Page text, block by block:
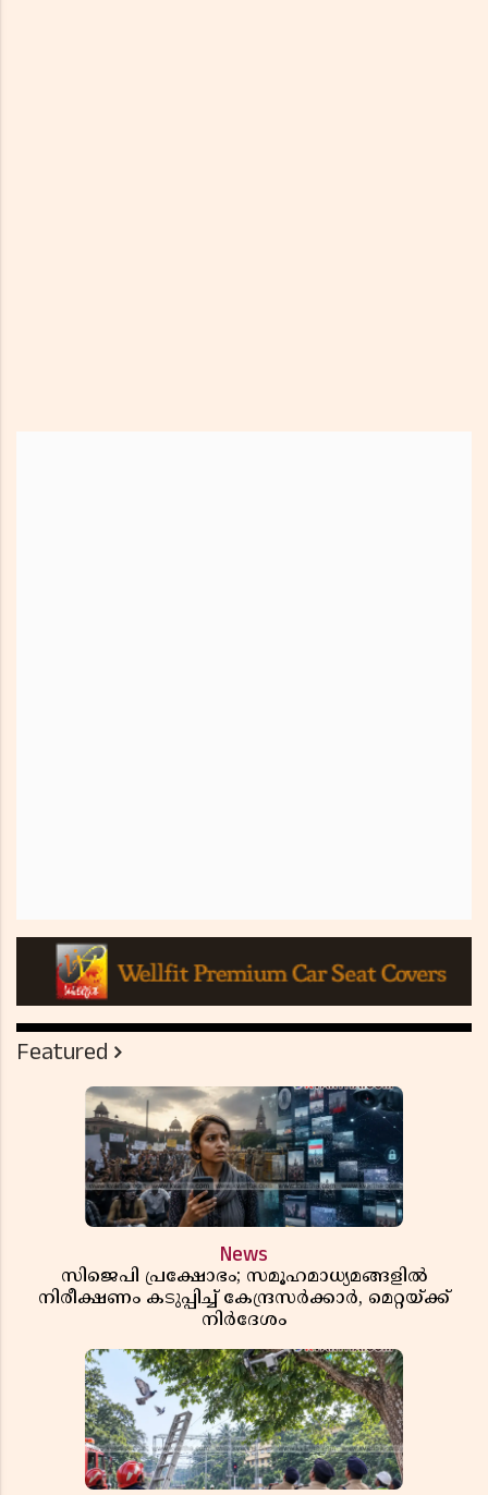
Featured
News
സിജെപി പ്രക്ഷോഭം; സമൂഹമാധ്യമങ്ങളിൽ
നിരീക്ഷണം കടുപ്പിച്ച് കേന്ദ്രസർക്കാർ, മെറ്റയ്ക്ക്
നിർദേശം